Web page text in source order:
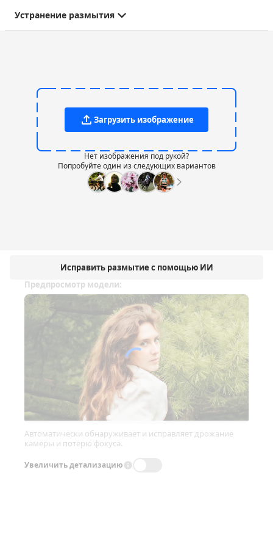
Устранение размытия
Исправить размытие с помощью ИИ
Предпросмотр модели:
Автоматически обнаруживает и исправляет дрожание
камеры и потерю фокуса.
Увеличить детализацию
Загрузить изображение
Нет изображения под рукой?
Попробуйте один из следующих вариантов